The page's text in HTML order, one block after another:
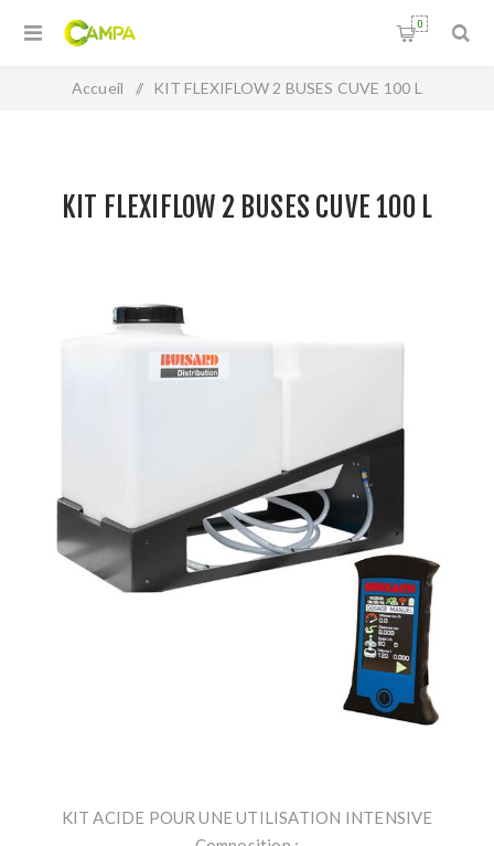
0
Accueil / KIT FLEXIFLOW 2 BUSES CUVE 100 L
KIT FLEXIFLOW 2 BUSES CUVE 100 L
KIT ACIDE POUR UNE UTILISATION INTENSIVE